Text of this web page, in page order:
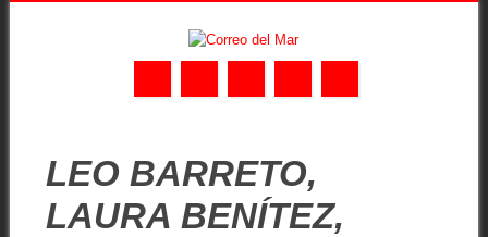
content
LEO BARRETO,
LAURA BENÍTEZ,